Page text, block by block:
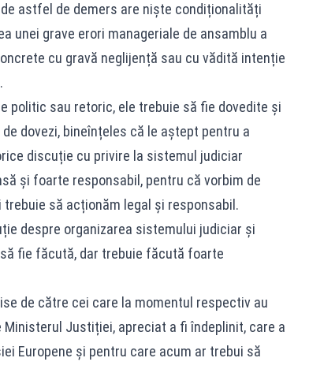
astfel de demers are niște condiționalități
unei grave erori manageriale de ansamblu a
cu gravă neglijență sau cu vădită intenție
sau retoric, ele trebuie să fie dovedite și
dovezi, bineînțeles că le aștept pentru a
discuție cu privire la sistemul judiciar
și foarte responsabil, pentru că vorbim de
să acționăm legal și responsabil.
despre organizarea sistemului judiciar și
fie făcută, dar trebuie făcută foarte
de către cei care la momentul respectiv au
Ministerul Justiției, apreciat a fi îndeplinit, care a
Europene și pentru care acum ar trebui să